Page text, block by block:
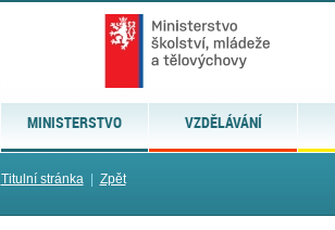
MINISTERSTVO VZDĚLÁVÁNÍ
Titulní stránka| Zpět